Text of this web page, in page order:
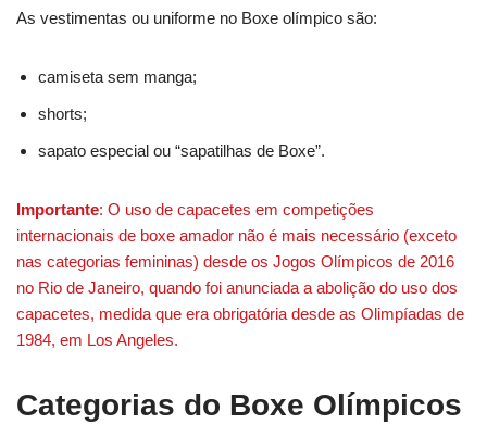
As vestimentas ou uniforme no Boxe olímpico são:
camiseta sem manga;
shorts;
sapato especial ou “sapatilhas de Boxe”.
Importante: O uso de capacetes em competições
internacionais de boxe amador não é mais necessário (exceto
nas categorias femininas) desde os Jogos Olímpicos de 2016
no Rio de Janeiro, quando foi anunciada a abolição do uso dos
capacetes, medida que era obrigatória desde as Olimpíadas de
1984, em Los Angeles.
Categorias do Boxe Olímpicos